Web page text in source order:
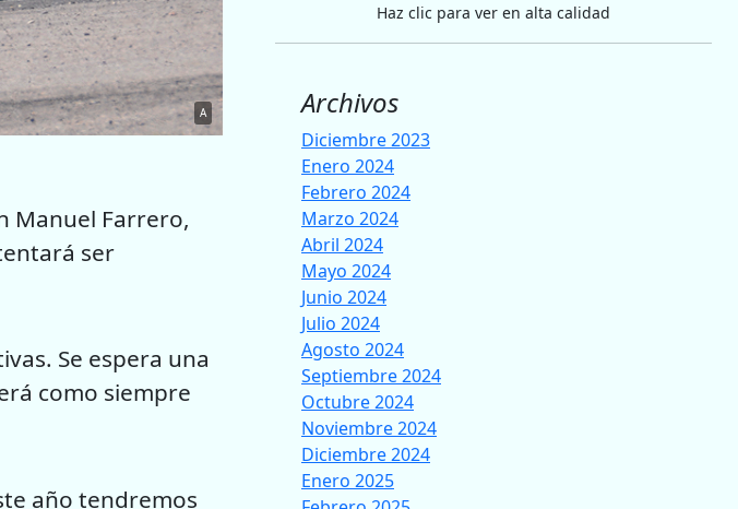
A
Manuel Farrero,
ser
Se espera una
como siempre
año tendremos
Haz clic para ver en alta calidad
Archivos
Diciembre 2023
Enero 2024
Febrero 2024
Marzo 2024
Abril 2024
Mayo 2024
Junio 2024
Julio 2024
Agosto 2024
Septiembre 2024
Octubre 2024
Noviembre 2024
Diciembre 2024
Enero 2025